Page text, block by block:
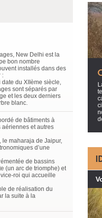
New Delhi est la
bon nombre
installés dans des
:
du XIIème siècle,
sont séparés par
et les deux derniers
blanc.
de bâtiments à
et autres
le maharaja de Jaipur,
d’une
de bassins
(un arc de triomphe) et
roi qui accueille
de réalisation du
la suite à la